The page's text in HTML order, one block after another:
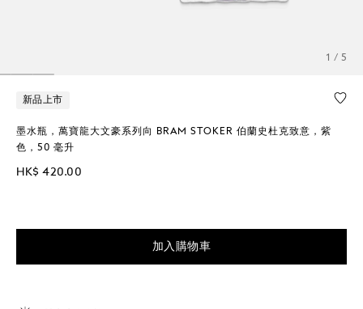
1 / 5
新品上市
墨水瓶，萬寶龍大文豪系列向 BRAM STOKER 伯蘭史杜克致意，紫
色，50 毫升
HK$ 420.00
加入購物車